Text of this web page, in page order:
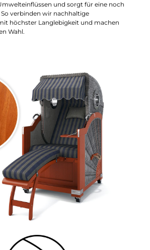
und sorgt für eine noch
verbinden wir nachhaltige
höchster Langlebigkeit und machen
Wahl.